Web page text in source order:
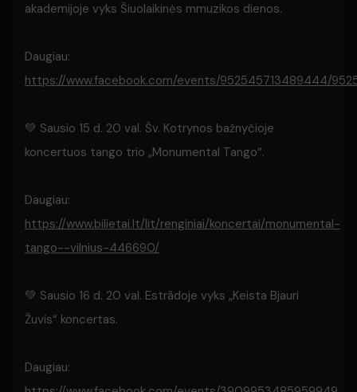
akademijoje vyks Šiuolaikinės mmuzikos dienos.
Daugiau:
https://www.facebook.com/events/952545713489444/
💚 Sausio 15 d. 20 val. Šv. Kotrynos bažnyčioje
koncertuos tango trio „Monumental Tango“.
Daugiau:
https://www.bilietai.lt/lit/renginiai/koncertai/monumental-
tango--vilnius-446690/
💚 Sausio 16 d. 20 val. Estrãdoje vyks „Keista Bjauri
Žuvis“ koncertas.
Daugiau: